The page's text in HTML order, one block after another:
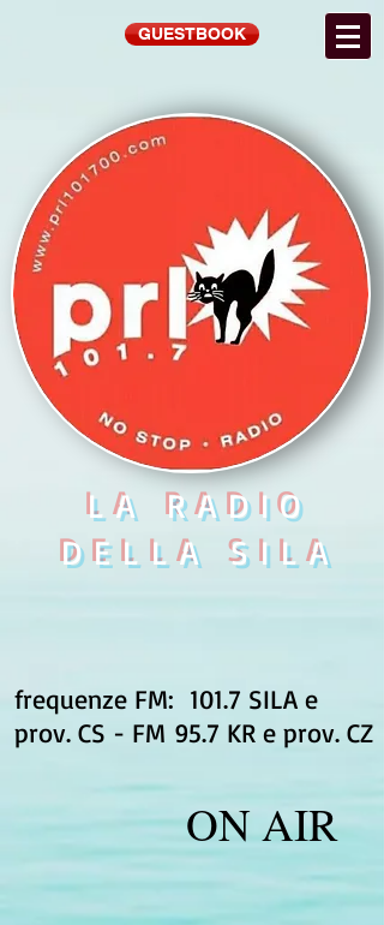
GUESTBOOK
LA RADIO
DELLA SILA
frequenze FM: 101.7 SILA e
prov. CS - FM 95.7 KR e prov. CZ
ON AIR